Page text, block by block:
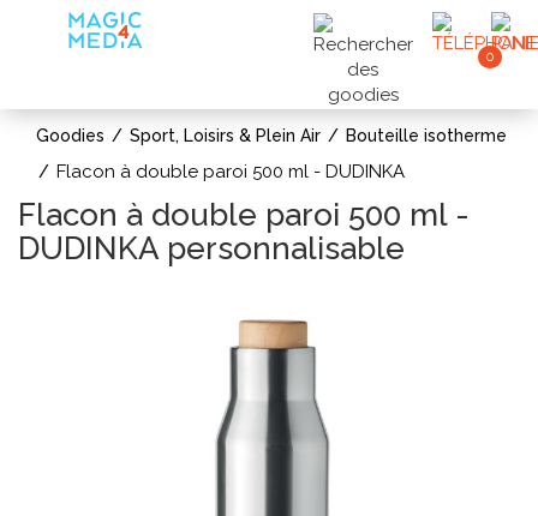
0
Goodies Sport, Loisirs & Plein Air Bouteille isotherme
Flacon à double paroi 500 ml - DUDINKA
Flacon à double paroi 500 ml -
DUDINKA personnalisable